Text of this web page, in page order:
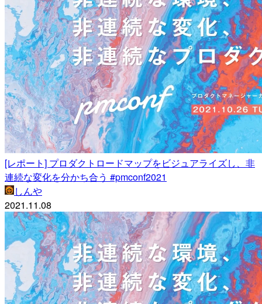
[レポート] プロダクトロードマップをビジュアライズし、非
連続な変化を分かち合う #pmconf2021
しんや
2021.11.08